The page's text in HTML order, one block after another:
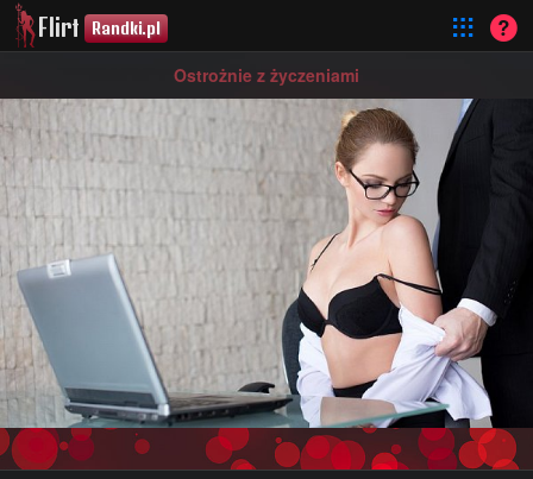
Flirt Randki.pl
Ostrożnie z życzeniami